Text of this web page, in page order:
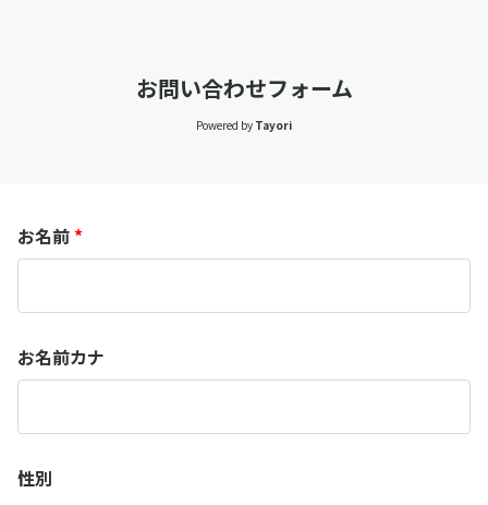
お問い合わせフォーム
Powered by Tayori
お名前 *
お名前カナ
性別